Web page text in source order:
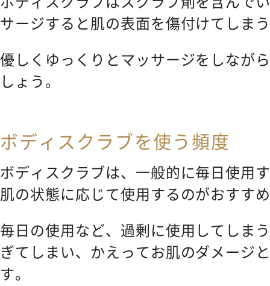
サージすると肌の表面を傷付けてしま
優しくゆっくりとマッサージをしなが
しょう。
ボディスクラブを使う頻度
ボディスクラブは、一般的に毎日使用
肌の状態に応じて使用するのがおすす
毎日の使用など、過剰に使用してしま
ぎてしまい、かえってお肌のダメージ
す。